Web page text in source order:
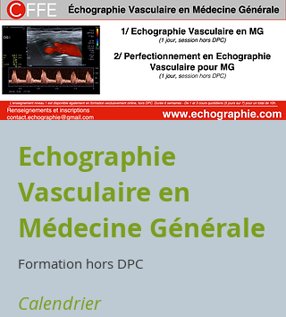
Echographie
Vasculaire en
Médecine Générale
Formation hors DPC
Calendrier